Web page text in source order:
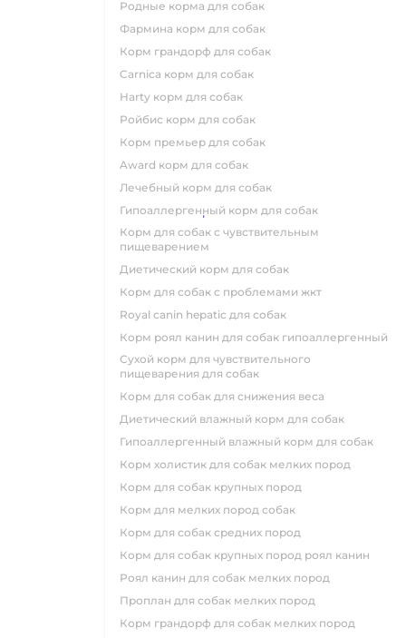
родные корма для собак
фармина корм для собак
корм грандорф для собак
carnica корм для собак
harty корм для собак
ройбис корм для собак
корм премьер для собак
award корм для собак
лечебный корм для собак
гипоаллергенный корм для собак
корм для собак с чувствительным
пищеварением
диетический корм для собак
корм для собак с проблемами жкт
royal canin hepatic для собак
корм роял канин для собак гипоаллергенный
сухой корм для чувствительного
пищеварения для собак
корм для собак для снижения веса
диетический влажный корм для собак
гипоаллергенный влажный корм для собак
корм холистик для собак мелких пород
корм для собак крупных пород
корм для мелких пород собак
корм для собак средних пород
корм для собак крупных пород роял канин
роял канин для собак мелких пород
проплан для собак мелких пород
корм грандорф для собак мелких пород